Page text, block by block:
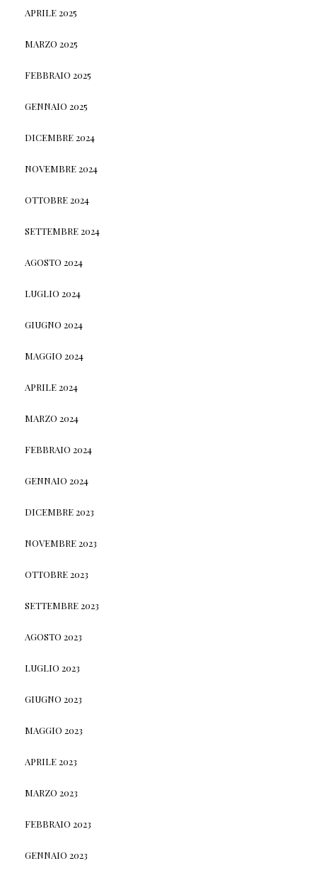
APRILE 2025
MARZO 2025
FEBBRAIO 2025
GENNAIO 2025
DICEMBRE 2024
NOVEMBRE 2024
OTTOBRE 2024
SETTEMBRE 2024
AGOSTO 2024
LUGLIO 2024
GIUGNO 2024
MAGGIO 2024
APRILE 2024
MARZO 2024
FEBBRAIO 2024
GENNAIO 2024
DICEMBRE 2023
NOVEMBRE 2023
OTTOBRE 2023
SETTEMBRE 2023
AGOSTO 2023
LUGLIO 2023
GIUGNO 2023
MAGGIO 2023
APRILE 2023
MARZO 2023
FEBBRAIO 2023
GENNAIO 2023